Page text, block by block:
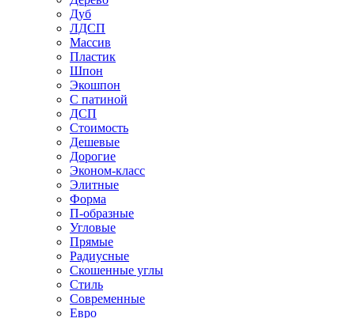
Дуб
ЛДСП
Массив
Пластик
Шпон
Экошпон
С патиной
ДСП
Стоимость
Дешевые
Дорогие
Эконом-класс
Элитные
Форма
П-образные
Угловые
Прямые
Радиусные
Скошенные углы
Стиль
Современные
Евро